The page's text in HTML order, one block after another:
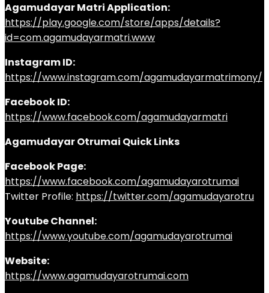
Agamudayar Matri Application:
https://play.google.com/store/apps/details?
id=com.agamudayarmatri.www
Instagram ID:
https://www.instagram.com/agamudayarmatrimony/
Facebook ID:
https://www.facebook.com/agamudayarmatri
Agamudayar Otrumai Quick Links
Facebook Page:
https://www.facebook.com/agamudayarotrumai
Twitter Profile: https://twitter.com/agamudayarotru
Youtube Channel:
https://www.youtube.com/agamudayarotrumai
Website:
https://www.agamudayarotrumai.com